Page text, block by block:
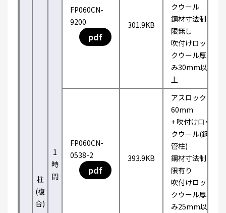
柱
(複
合)
1
時
間
FP060CN-
9200
pdf
301.9KB
クウール
鋼材寸法制
限無し
吹付けロッ
クウール厚
み30mm以
上
FP060CN-
0538-2
pdf
393.9KB
アスロック
60mm
+ 吹付けロッ
クウール(鋼
管柱)
鋼材寸法制
限有り
吹付けロッ
クウール厚
み25mm以